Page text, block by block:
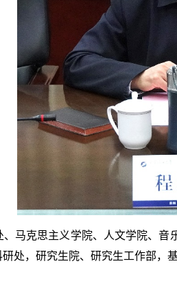
马克思主义学院、人文学院、
处，研究生院、研究生工作部，